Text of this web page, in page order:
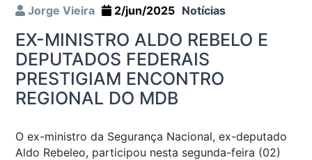
Jorge Vieira 2/jun/2025 Notícias
EX-MINISTRO ALDO REBELO E
DEPUTADOS FEDERAIS
PRESTIGIAM ENCONTRO
REGIONAL DO MDB
O ex-ministro da Segurança Nacional, ex-deputado
Aldo Rebeleo, participou nesta segunda-feira (02)